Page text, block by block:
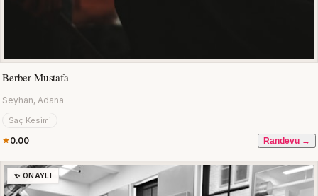
Berber Mustafa
Seyhan, Adana
Saç Kesimi
0.00 Randevu →
✨ ONAYLI